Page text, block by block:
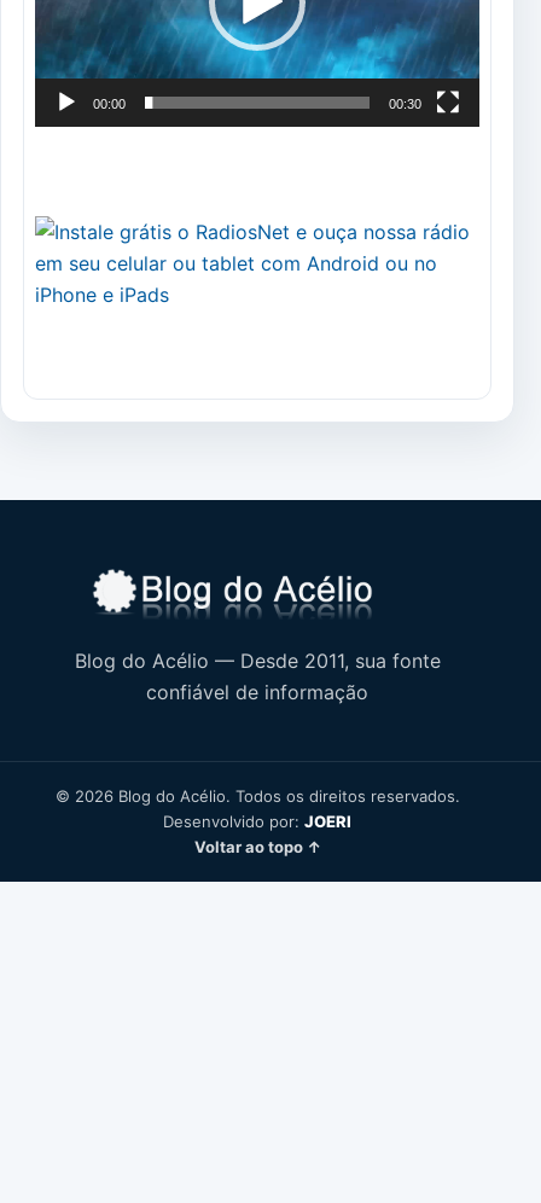
00:00 00:30
Blog do Acélio — Desde 2011, sua fonte
confiável de informação
© 2026 Blog do Acélio. Todos os direitos reservados.
Desenvolvido por: JOERI
Voltar ao topo ↑